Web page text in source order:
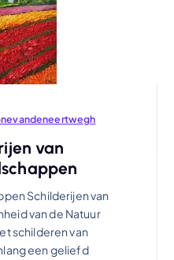
van
Schilderijen van
van de Natuur
schilderen van
een geliefd